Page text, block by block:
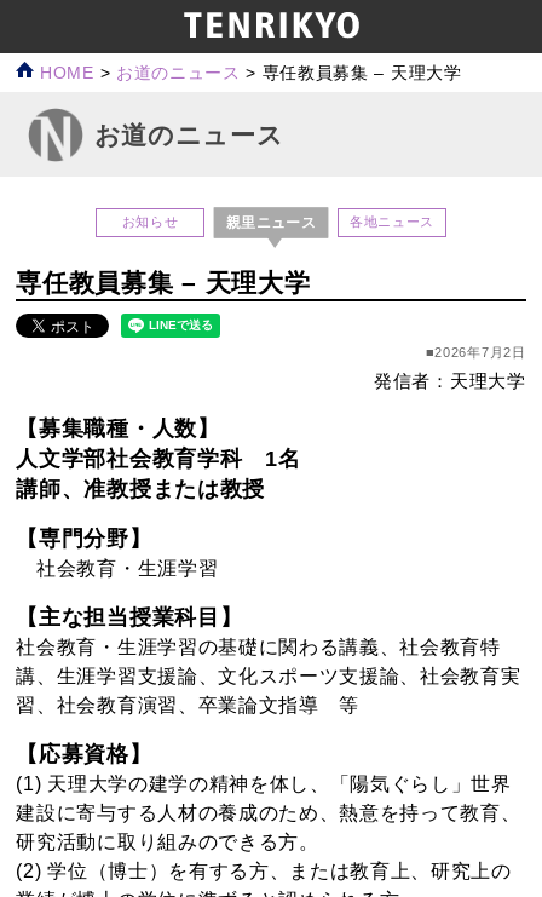
HOME > お道のニュース > 専任教員募集 – 天理大学
お道のニュース
お知らせ 親里ニュース 各地ニュース
専任教員募集 – 天理大学
■2026年7月2日
発信者：天理大学
【募集職種・人数】
人文学部社会教育学科 1名
講師、准教授または教授
【専門分野】
社会教育・生涯学習
【主な担当授業科目】
社会教育・生涯学習の基礎に関わる講義、社会教育特
講、生涯学習支援論、文化スポーツ支援論、社会教育実
習、社会教育演習、卒業論文指導 等
【応募資格】
(1) 天理大学の建学の精神を体し、「陽気ぐらし」世界
建設に寄与する人材の養成のため、熱意を持って教育、
研究活動に取り組みのできる方。
(2) 学位（博士）を有する方、または教育上、研究上の